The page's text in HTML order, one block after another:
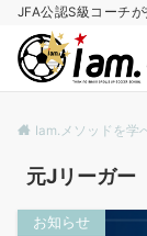
JFA公認S級コーチ
Iam.メソッドを学
元Jリーガー
お知らせ